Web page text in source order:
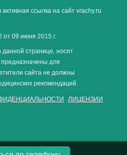
ссылка на сайт vrachy.ru
09 июня 2015 г.
странице, носят
для
сайта не должны
рекомендаций.
ЛИЦЕНЗИИ